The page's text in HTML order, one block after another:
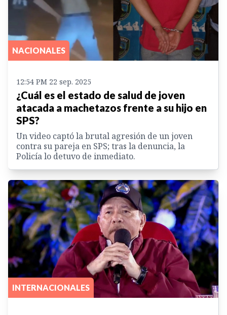
NACIONALES
12:54 PM 22 sep. 2025
¿Cuál es el estado de salud de joven
atacada a machetazos frente a su hijo en
SPS?
Un video captó la brutal agresión de un joven
contra su pareja en SPS; tras la denuncia, la
Policía lo detuvo de inmediato.
INTERNACIONALES